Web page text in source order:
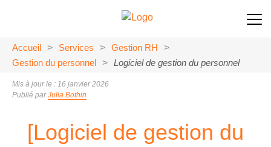
Accueil > Services > Gestion RH
>
Gestion du personnel
> Logiciel de gestion du personnel
Mis à jour le : 16 janvier 2026
Publié parJulia Bothin
[Logiciel de gestion du